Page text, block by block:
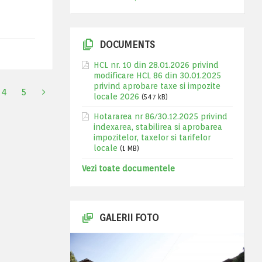
4 5
DOCUMENTS
HCL nr. 10 din 28.01.2026 privind
modificare HCL 86 din 30.01.2025
privind aprobare taxe si impozite
locale 2026 (547 kB)
Hotararea nr 86/30.12.2025 privind
indexarea, stabilirea si aprobarea
impozitelor, taxelor si tarifelor
locale (1 MB)
Vezi toate documentele
GALERII FOTO